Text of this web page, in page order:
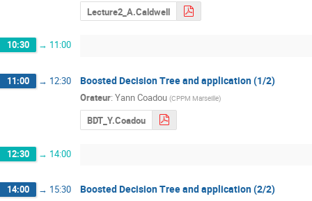
Lecture2_A.Caldwell
10:30 → 11:00
11:00 → 12:30 Boosted Decision Tree and application (1/2)
Orateur: Yann Coadou (CPPM Marseille)
BDT_Y.Coadou
12:30 → 14:00
14:00 → 15:30 Boosted Decision Tree and application (2/2)